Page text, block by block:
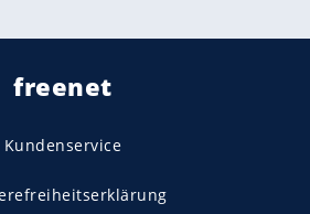
freenet
Kundenservice